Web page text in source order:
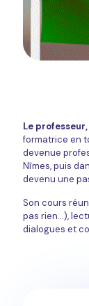
Le professeur,
formatrice en
devenue
Nîmes, puis
devenu une
Son cours
pas rien...),
dialogues et